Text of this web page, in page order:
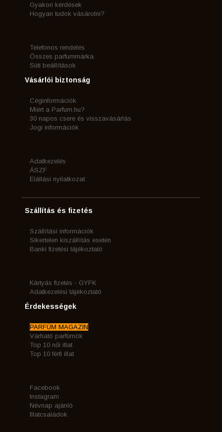
Gyakori kérdések
Hogyan tudok vásárolni?
Telefonos rendelés
Összes parfummárka
Süti beállítások
Vásárlói biztonság
Céginformációk
Miért a Parfum.hu?
30 napos csere és visszavásárlás
Jogi információk
Adatkezelés
ÁSZF
Elállási nyilatkozat
Szállítás és fizetés
Szállítási információk
Sikertelen kiszállítás esetén
Banki fizetési tájékoztató
Kártyás fizetés - GYFK
Adatkezelési tájékoztató
Érdekességek
PARFÜM MAGAZIN
Várható parfümök
Top 10 női illat
Top 10 férfi illat
Facebook
Instagram
Névnap ajánló
Illatcsaládok